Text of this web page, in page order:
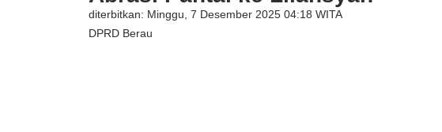
diterbitkan: Minggu, 7 Desember 2025 04:18 WITA
DPRD Berau